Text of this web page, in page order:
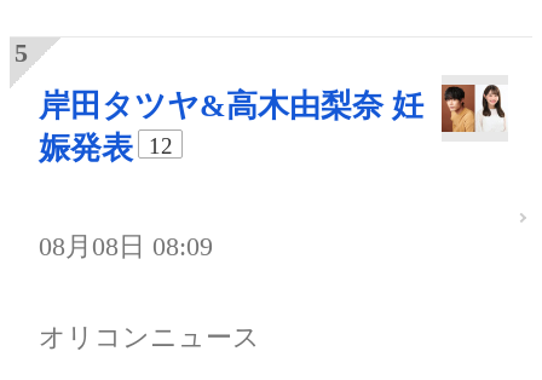
岸田タツヤ&高木由梨奈 妊
娠発表
12
08月08日 08:09
オリコンニュース